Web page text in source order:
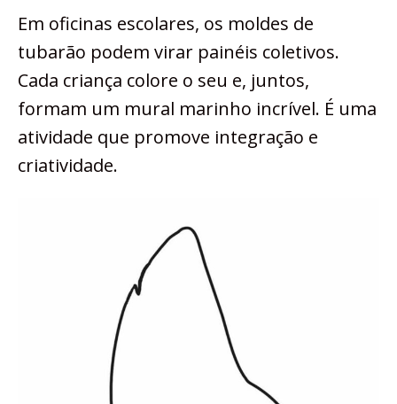
Em oficinas escolares, os moldes de
tubarão podem virar painéis coletivos.
Cada criança colore o seu e, juntos,
formam um mural marinho incrível. É uma
atividade que promove integração e
criatividade.